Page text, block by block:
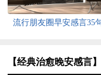
流行朋友圈早安感言35
【经典治愈晚安感言